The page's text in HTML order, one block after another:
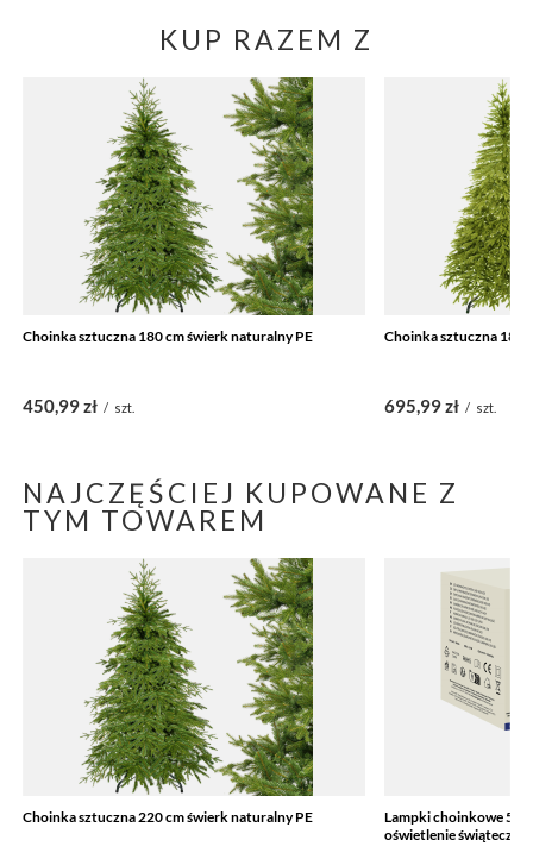
KUP RAZEM Z
Choinka sztuczna 180 cm świerk naturalny PE
450,99 zł / szt.
Choinka sztuczna 180
695,99 zł / szt.
NAJCZĘŚCIEJ KUPOWANE Z
TYM TOWAREM
Choinka sztuczna 220 cm świerk naturalny PE
Lampki choinkowe
oświetlenie świąteczne